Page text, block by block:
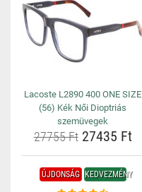
Lacoste L2890 400 ONE SIZE
(56) Kék Női Dioptriás
szemüvegek
27755 Ft27435 Ft
ÚJDONSÁG KEDVEZMÉNY